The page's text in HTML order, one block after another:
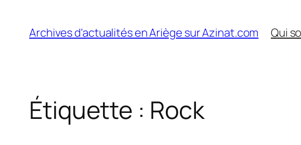
contenu
Archives d'actualités en Ariège sur Azinat.com Qui
Étiquette : Rock